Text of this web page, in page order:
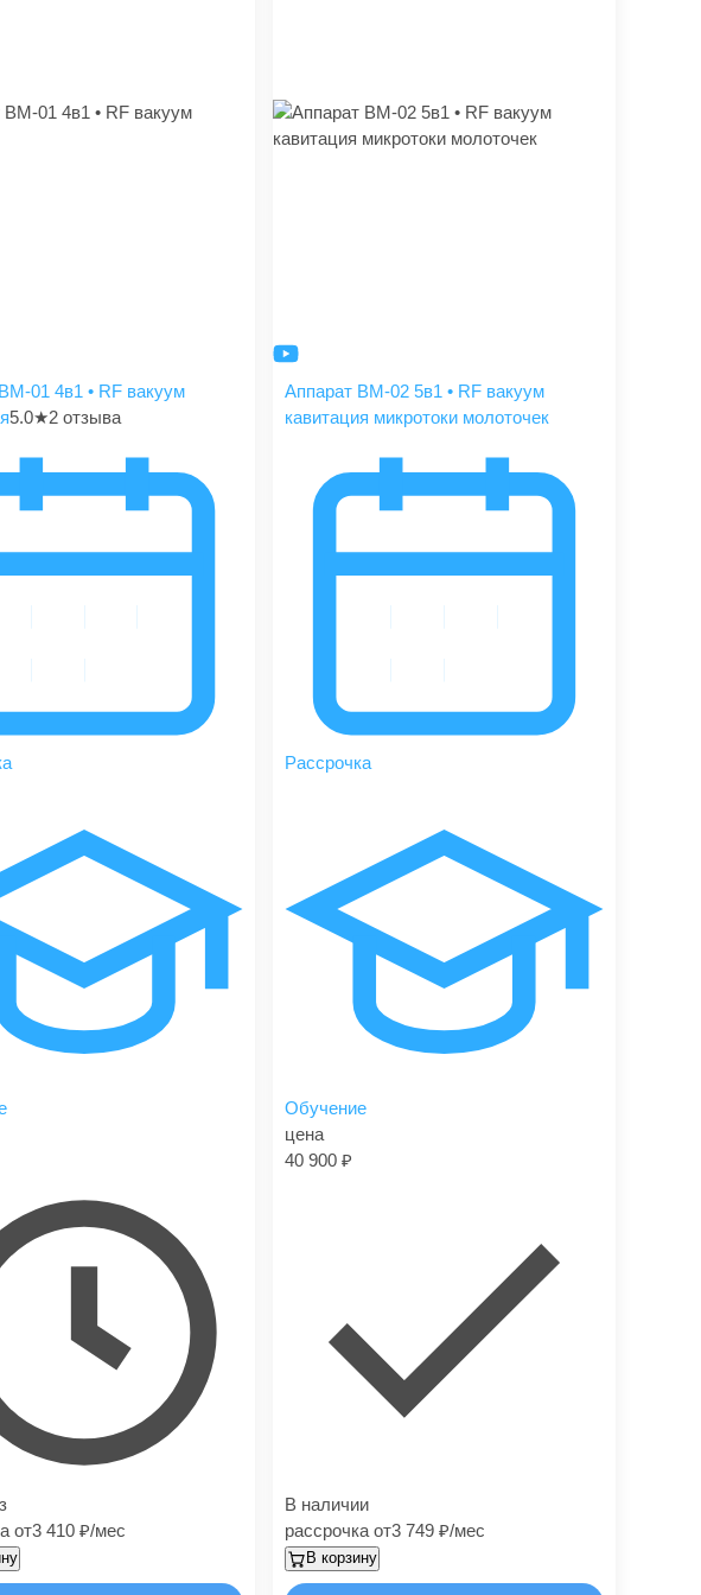
01 4в1 • RF вакуум
5.0★2 отзыва
от3 410 /мес
Аппарат BM-02 5в1 • RF вакуум
кавитация микротоки молоточек
Рассрочка
Обучение
цена
40 900
В наличии
рассрочка от3 749 /мес
В корзину